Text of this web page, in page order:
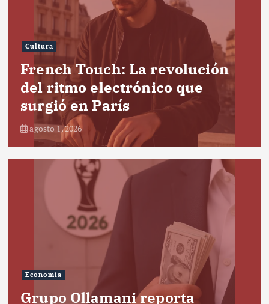
Cultura
French Touch: La revolución
del ritmo electrónico que
surgió en París
agosto 1, 2026
Economía
Grupo Ollamani reporta